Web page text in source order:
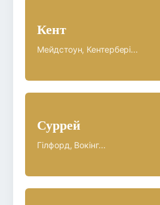
Кент
Мейдстоун, Кентербері...
Суррей
Гілфорд, Вокінг...